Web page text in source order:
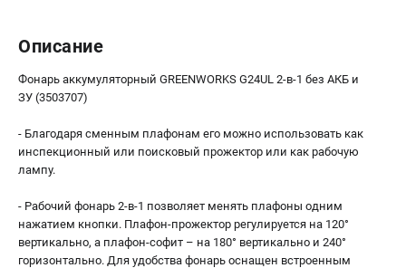
zakaz@gworks-market.ru
Описание
Фонарь аккумуляторный GREENWORKS G24UL 2-в-1 без АКБ и
ЗУ (3503707)
- Благодаря сменным плафонам его можно использовать как
инспекционный или поисковый прожектор или как рабочую
лампу.
- Рабочий фонарь 2-в-1 позволяет менять плафоны одним
нажатием кнопки. Плафон-прожектор регулируется на 120°
вертикально, а плафон-софит – на 180° вертикально и 240°
горизонтально. Для удобства фонарь оснащен встроенным